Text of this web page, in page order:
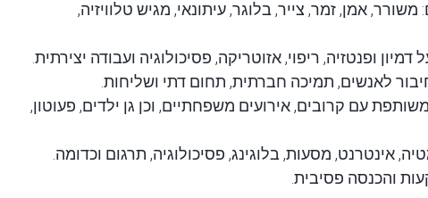
אמן, זמר, צייר, בלוגר, עיתונאי, מגיש טלוויזיה,
ופנטזיה, ריפוי, אזוטריקה, פסיכולוגיה ועבודה יצירתית.
לאנשים, תמיכה חברתית, תחום דתי ושליחות.
עם קרובים, אירועים משפחתיים, וכן גן ילדים, פעוטון,
אינטרנט, מסעות, בלוגינג, פסיכולוגיה, תרגום וכדומה.
והכנסה פסיבית.